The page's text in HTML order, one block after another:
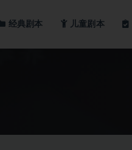
经典剧本 儿童剧本